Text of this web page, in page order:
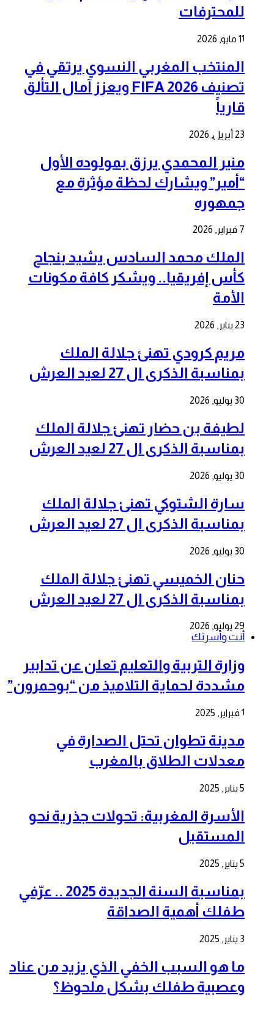
للمحترفات
11 مايو, 2026
المنتخب المغربي النسوي يرتقي في
تصنيف FIFA 2026 ويعزز آمال التألق
قارياً
23 أبريل, 2026
منير المحمدي يرزق بمولوده الأول
“أمير” ويشارك لحظة مؤثرة مع
جمهوره
7 فبراير, 2026
الملك محمد السادس يشيد بنجاح
كأس إفريقيا.. ويشكر كافة مكونات
الأمة
23 يناير, 2026
مريم كرودي تهنئ جلالة الملك
بمناسبة الذكرى ال 27 لعيد العرش
30 يوليو, 2026
لطيفة بن حضار تهنئ جلالة الملك
بمناسبة الذكرى ال 27 لعيد العرش
30 يوليو, 2026
سارة الشتوكي تهنئ جلالة الملك
بمناسبة الذكرى ال 27 لعيد العرش
30 يوليو, 2026
حنان الخميسي تهنئ جلالة الملك
بمناسبة الذكرى ال 27 لعيد العرش
29 يوليو, 2026
أنت وأسرتك
وزارة التربية والتعليم تعلن عن تدابير
مشددة لحماية التلاميذ من “بوحمرون”
1 فبراير, 2025
مدينة تطوان تحتل الصدارة في
معدلات الطلاق بالمغرب
5 يناير, 2025
الأسرة المغربية: تحولات جذرية نحو
المستقبل
5 يناير, 2025
بمناسبة السنة الجديدة 2025 .. عرّفي
طفلك أهمية الصداقة
3 يناير, 2025
ما هو السبب الخفي الذي يزيد من عناد
وعصبية طفلك بشكل ملحوظ؟